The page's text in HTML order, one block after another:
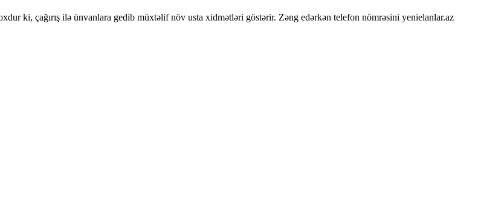
ki, çağırış ilə ünvanlara gedib müxtəlif növ usta xidmətləri göstərir. Zəng edərkən telefon nömrəsini yenielanlar.az